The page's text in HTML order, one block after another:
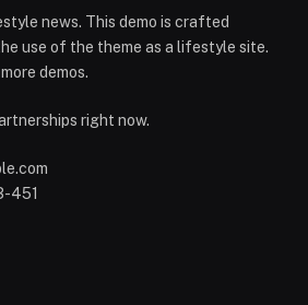
news. This demo is crafted
use of the theme as a lifestyle site.
demos.
right now.
451